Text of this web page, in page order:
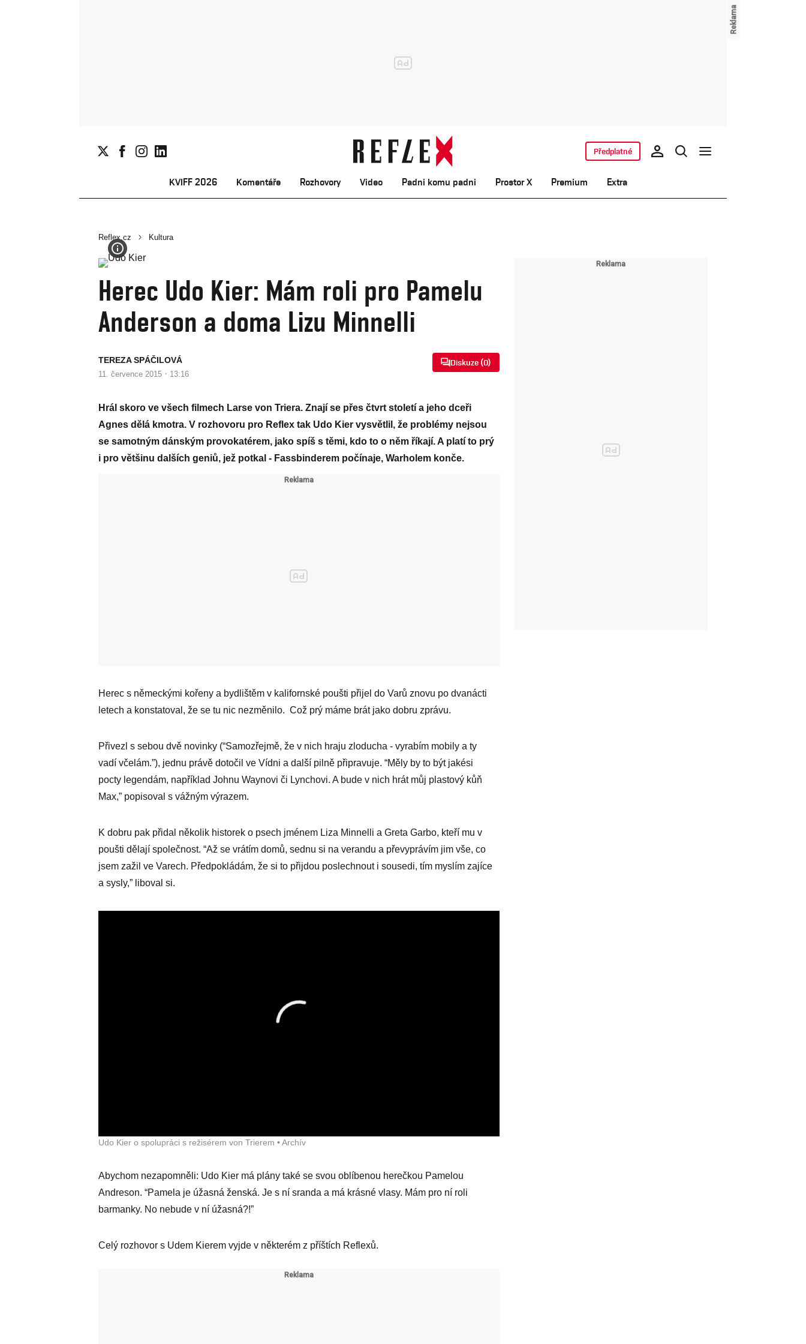
KVIFF 2026 Komentáře Rozhovory Video Padni komu padni Prostor X Premium Extra
Předplatné
Reflex.cz Kultura
Herec Udo Kier: Mám roli pro Pamelu
Anderson a doma Lizu Minnelli
TEREZA SPÁČILOVÁ
11. července 2015 · 13:16
Diskuze (0)
Hrál skoro ve všech filmech Larse von Triera. Znají se přes čtvrt století a jeho dceři
Agnes dělá kmotra. V rozhovoru pro Reflex tak Udo Kier vysvětlil, že problémy nejsou
se samotným dánským provokatérem, jako spíš s těmi, kdo to o něm říkají. A platí to prý
i pro většinu dalších geniů, jež potkal - Fassbinderem počínaje, Warholem konče.
Herec s německými kořeny a bydlištěm v kalifornské poušti přijel do Varů znovu po dvanácti
letech a konstatoval, že se tu nic nezměnilo. Což prý máme brát jako dobru zprávu.
Přivezl s sebou dvě novinky (“Samozřejmě, že v nich hraju zloducha - vyrabím mobily a ty
vadí včelám.”), jednu právě dotočil ve Vídni a další pilně připravuje. “Měly by to být jakési
pocty legendám, například Johnu Waynovi či Lynchovi. A bude v nich hrát můj plastový kůň
Max,” popisoval s vážným výrazem.
K dobru pak přidal několik historek o psech jménem Liza Minnelli a Greta Garbo, kteří mu v
poušti dělají společnost. “Až se vrátím domů, sednu si na verandu a převyprávím jim vše, co
jsem zažil ve Varech. Předpokládám, že si to přijdou poslechnout i sousedi, tím myslím zajíce
a sysly,” liboval si.
Udo Kier o spolupráci s režisérem von Trierem • Archív
Abychom nezapomněli: Udo Kier má plány také se svou oblíbenou herečkou Pamelou
Andreson. “Pamela je úžasná ženská. Je s ní sranda a má krásné vlasy. Mám pro ní roli
barmanky. No nebude v ní úžasná?!”
Celý rozhovor s Udem Kierem vyjde v některém z příštích Reflexů.